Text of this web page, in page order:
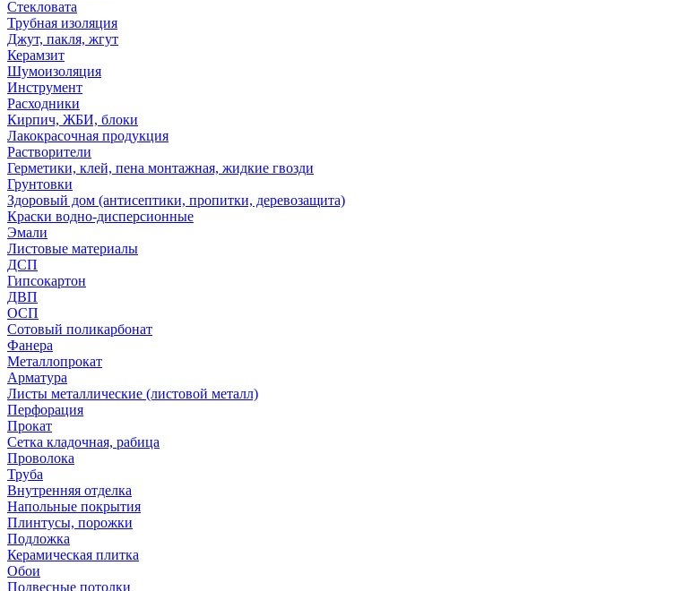
Стекловата
Трубная изоляция
Джут, пакля, жгут
Керамзит
Шумоизоляция
Инструмент
Расходники
Кирпич, ЖБИ, блоки
Лакокрасочная продукция
Растворители
Герметики, клей, пена монтажная, жидкие гвозди
Грунтовки
Здоровый дом (антисептики, пропитки, деревозащита)
Краски водно-дисперсионные
Эмали
Листовые материалы
ДСП
Гипсокартон
ДВП
ОСП
Сотовый поликарбонат
Фанера
Металлопрокат
Арматура
Листы металлические (листовой металл)
Перфорация
Прокат
Сетка кладочная, рабица
Проволока
Труба
Внутренняя отделка
Напольные покрытия
Плинтусы, порожки
Подложка
Керамическая плитка
Обои
Подвесные потолки